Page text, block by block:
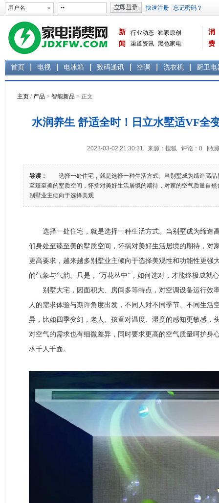
新
闻
行业动态 独家原创
渠道资讯 黑色家电
消
费
首页 电视 电冰箱 数码通讯 空调 洗衣机 厨卫电
主页 / 产品 > 智能新品 > 正文
水润养生 舒适全时！日立水墅适VF全
2023-03-02 21:30:31 来源：搜狐 评论： 0 [收
导读：
选择一处住宅，就是选择一种生活方式。当别墅成为缔造高品
至臻至美的墅质空间，怀揣对美好生活居境的期待，对家的空气质量自
别墅业主倾向于选择美观
选择一处住宅，就是选择一种生活方式。当别墅成为缔造
们身处至臻至美的墅质空间，怀揣对美好生活居境的期待，对
更高要求，越来越多别墅业主倾向于选择美观性和功能性更强
的气象与气韵。只是，“万花丛中”，如何选对，才能终极成就
别墅大宅，因面积大、房间多等特点，对空调设备运行效
人的需求体验与期许角度出发，不同人对不同季节、不同生活
异，比如四季变幻，老人、孩童对温度、湿度的感知更敏感，
对空气的需求也有细微差异，同时要求更高的空气质量呵护身
求千人千面。